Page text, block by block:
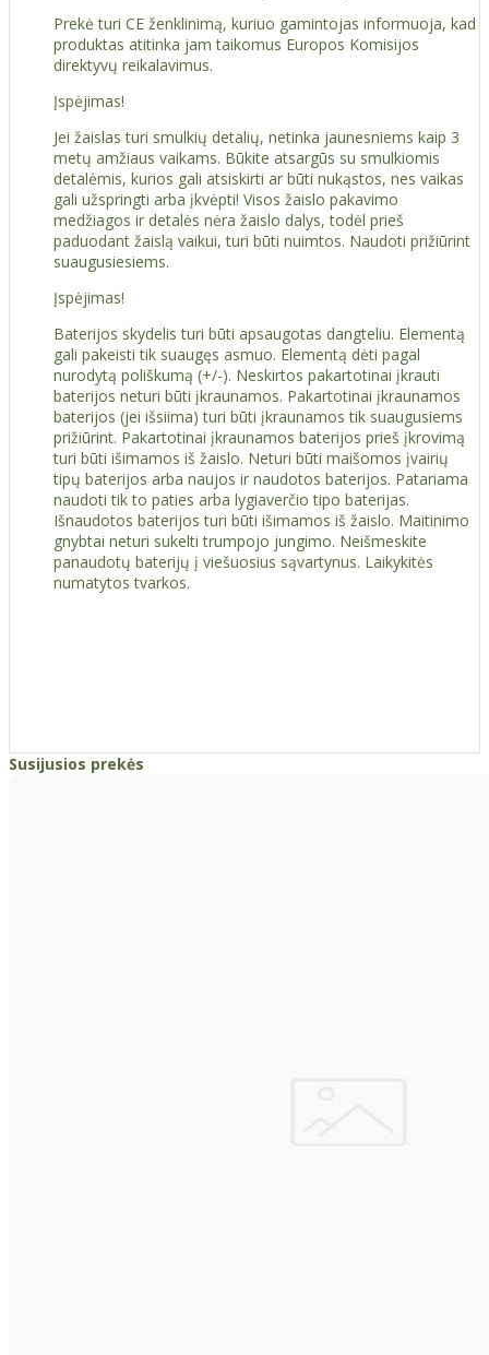
Prekė turi CE ženklinimą, kuriuo gamintojas informuoja, kad
produktas atitinka jam taikomus Europos Komisijos
direktyvų reikalavimus.
Įspėjimas!
Jei žaislas turi smulkių detalių, netinka jaunesniems kaip 3
metų amžiaus vaikams. Būkite atsargūs su smulkiomis
detalėmis, kurios gali atsiskirti ar būti nukąstos, nes vaikas
gali užspringti arba įkvėpti! Visos žaislо pakavimo
medžiagos ir detalės nėra žaislo dalys, todėl prieš
paduodant žaislą vaikui, turi būti nuimtos. Naudoti prižiūrint
suaugusiesiems.
Įspėjimas!
Baterijos skydelis turi būti apsaugotas dangteliu. Elementą
gali pakeisti tik suaugęs asmuo. Elementą dėti pagal
nurodytą poliškumą (+/-). Neskirtos pakartotinai įkrauti
baterijos neturi būti įkraunamos. Pakartotinai įkraunamos
baterijos (jei išsiima) turi būti įkraunamos tik suaugusiems
prižiūrint. Pakartotinai įkraunamos baterijos prieš įkrovimą
turi būti išimamos iš žaislo. Neturi būti maišomos įvairių
tipų baterijos arba naujos ir naudotos baterijos. Patariama
naudoti tik to paties arba lygiaverčio tipo baterijas.
Išnaudotos baterijos turi būti išimamos iš žaislo. Maitinimo
gnybtai neturi sukelti trumpojo jungimo. Neišmeskite
panaudotų baterijų į viešuosius sąvartynus. Laikykitės
numatytos tvarkos.
Susijusios prekės